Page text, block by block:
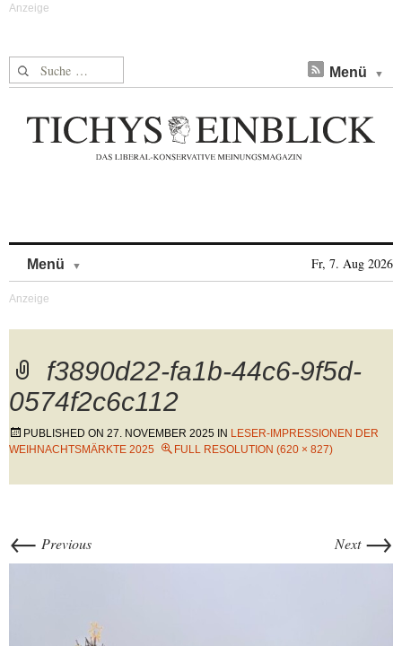
Suche nach: Menü
Menü Fr, 7. Aug 2026
f3890d22-fa1b-44c6-9f5d-
0574f2c6c112
PUBLISHED ON 27. NOVEMBER 2025 IN LESER-IMPRESSIONEN DER
WEIHNACHTSMÄRKTE 2025
FULL RESOLUTION (620 × 827)
← Previous Next →